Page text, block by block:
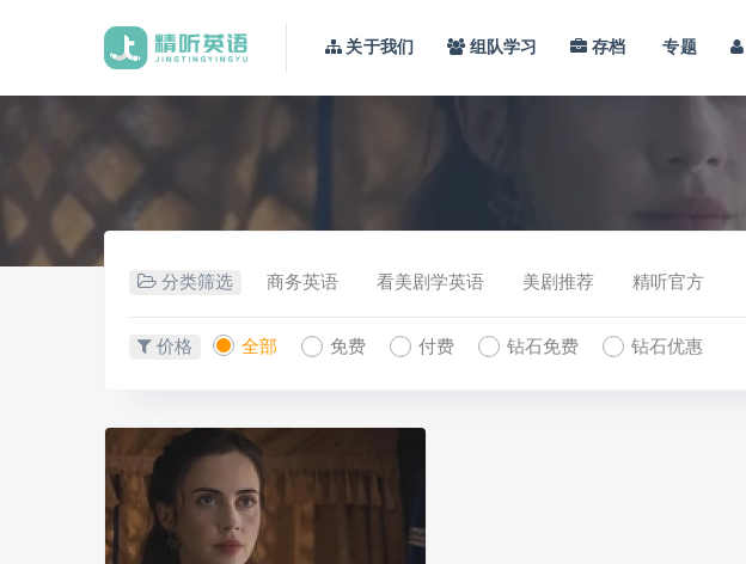
关于我们 组队学习 存档 专题
分类筛选 商务英语 看美剧学英语 美剧推荐 精听官方
价格 全部 免费 付费 钻石免费 钻石优惠